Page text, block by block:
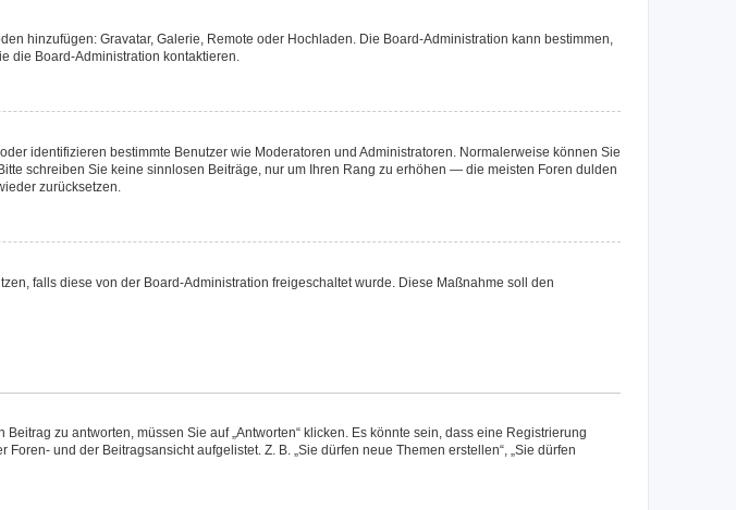
hinzufügen: Gravatar, Galerie, Remote oder Hochladen. Die Board-Administration kann bestimmen,
die Board-Administration kontaktieren.
identifizieren bestimmte Benutzer wie Moderatoren und Administratoren. Normalerweise können Sie
schreiben Sie keine sinnlosen Beiträge, nur um Ihren Rang zu erhöhen — die meisten Foren dulden
zurücksetzen.
falls diese von der Board-Administration freigeschaltet wurde. Diese Maßnahme soll den
zu antworten, müssen Sie auf „Antworten“ klicken. Es könnte sein, dass eine Registrierung
und der Beitragsansicht aufgelistet. Z. B. „Sie dürfen neue Themen erstellen“, „Sie dürfen